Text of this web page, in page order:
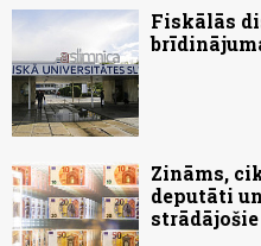
Fiskālās
Zināms,
deputāti